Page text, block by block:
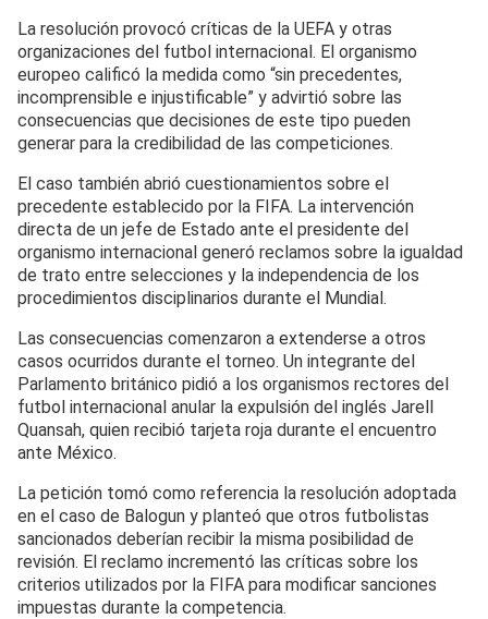
La resolución provocó críticas de la UEFA y otras
organizaciones del futbol internacional. El organismo
europeo calificó la medida como “sin precedentes,
incomprensible e injustificable” y advirtió sobre las
consecuencias que decisiones de este tipo pueden
generar para la credibilidad de las competiciones.
El caso también abrió cuestionamientos sobre el
precedente establecido por la FIFA. La intervención
directa de un jefe de Estado ante el presidente del
organismo internacional generó reclamos sobre la igualdad
de trato entre selecciones y la independencia de los
procedimientos disciplinarios durante el Mundial.
Las consecuencias comenzaron a extenderse a otros
casos ocurridos durante el torneo. Un integrante del
Parlamento británico pidió a los organismos rectores del
futbol internacional anular la expulsión del inglés Jarell
Quansah, quien recibió tarjeta roja durante el encuentro
ante México.
La petición tomó como referencia la resolución adoptada
en el caso de Balogun y planteó que otros futbolistas
sancionados deberían recibir la misma posibilidad de
revisión. El reclamo incrementó las críticas sobre los
criterios utilizados por la FIFA para modificar sanciones
impuestas durante la competencia.